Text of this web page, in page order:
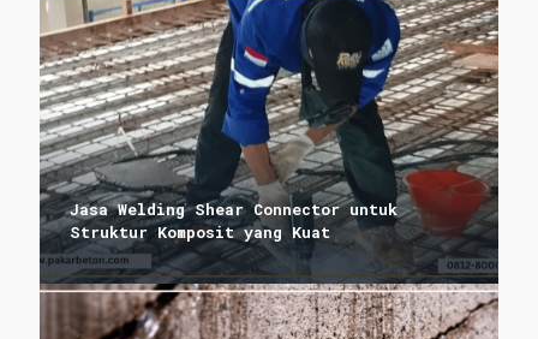
Jasa Welding Shear Connector untuk
Struktur Komposit yang Kuat